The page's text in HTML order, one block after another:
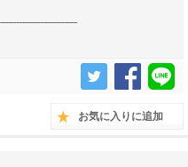
お気に入りに追加